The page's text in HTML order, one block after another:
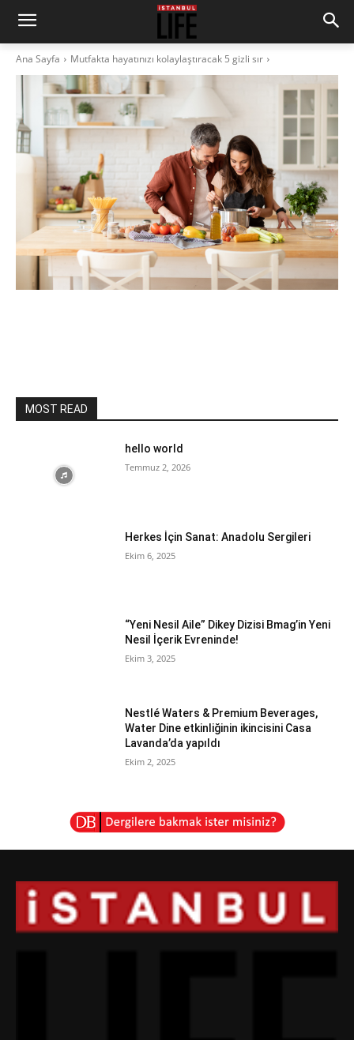
Ana Sayfa Mutfakta hayatınızı kolaylaştıracak 5 gizli sır
MOST READ
hello world
Temmuz 2, 2026
Herkes İçin Sanat: Anadolu Sergileri
Ekim 6, 2025
“Yeni Nesil Aile” Dikey Dizisi Bmag’in Yeni
Nesil İçerik Evreninde!
Ekim 3, 2025
Nestlé Waters & Premium Beverages,
Water Dine etkinliğinin ikincisini Casa
Lavanda’da yapıldı
Ekim 2, 2025